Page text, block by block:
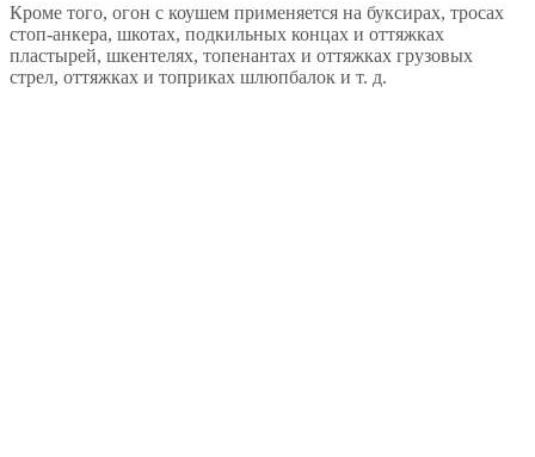
Кроме того, огон с коушем применяется на буксирах, тросах
стоп-анкера, шкотах, подкильных концах и оттяжках
пластырей, шкентелях, топенантах и оттяжках грузовых
стрел, оттяжках и топриках шлюпбалок и т. д.